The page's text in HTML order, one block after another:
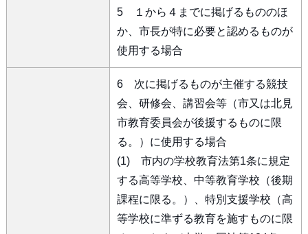
5 １から４までに掲げるもののほ
か、市長が特に必要と認めるものが
使用する場合
6 次に掲げるものが主催する競技
会、研修会、講習会等（市又は北見
市教育委員会が後援するものに限
る。）に使用する場合
(1) 市内の学校教育法第1条に規定
する高等学校、中等教育学校（後期
課程に限る。）、特別支援学校（高
等学校に準ずる教育を施すものに限